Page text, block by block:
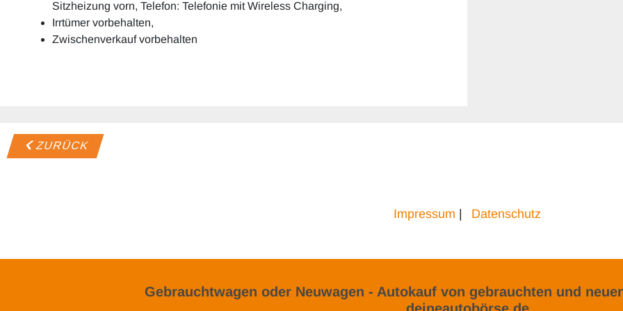
Sitzheizung vorn, Telefon: Telefonie mit Wireless Charging,
Irrtümer vorbehalten,
Zwischenverkauf vorbehalten
ZURÜCK
Impressum Datenschutz
Gebrauchtwagen oder Neuwagen - Autokauf von gebrauchten und